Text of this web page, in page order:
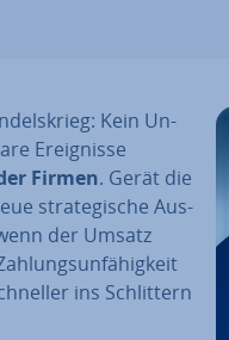
Kein Un­
Er­eig­nis­se
Firmen. Gerät die
stra­te­gi­sche Aus­
der Umsatz
ins Schlit­tern